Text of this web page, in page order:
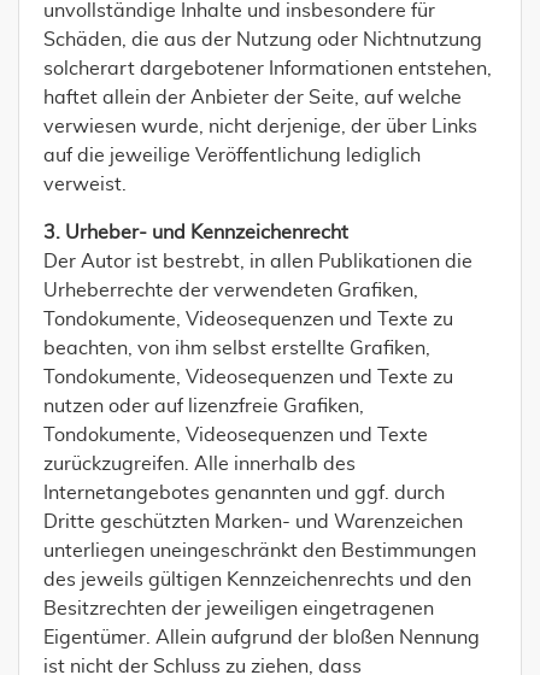
unvollständige Inhalte und insbesondere für
Schäden, die aus der Nutzung oder Nichtnutzung
solcherart dargebotener Informationen entstehen,
haftet allein der Anbieter der Seite, auf welche
verwiesen wurde, nicht derjenige, der über Links
auf die jeweilige Veröffentlichung lediglich
verweist.
3. Urheber- und Kennzeichenrecht
Der Autor ist bestrebt, in allen Publikationen die
Urheberrechte der verwendeten Grafiken,
Tondokumente, Videosequenzen und Texte zu
beachten, von ihm selbst erstellte Grafiken,
Tondokumente, Videosequenzen und Texte zu
nutzen oder auf lizenzfreie Grafiken,
Tondokumente, Videosequenzen und Texte
zurückzugreifen. Alle innerhalb des
Internetangebotes genannten und ggf. durch
Dritte geschützten Marken- und Warenzeichen
unterliegen uneingeschränkt den Bestimmungen
des jeweils gültigen Kennzeichenrechts und den
Besitzrechten der jeweiligen eingetragenen
Eigentümer. Allein aufgrund der bloßen Nennung
ist nicht der Schluss zu ziehen, dass